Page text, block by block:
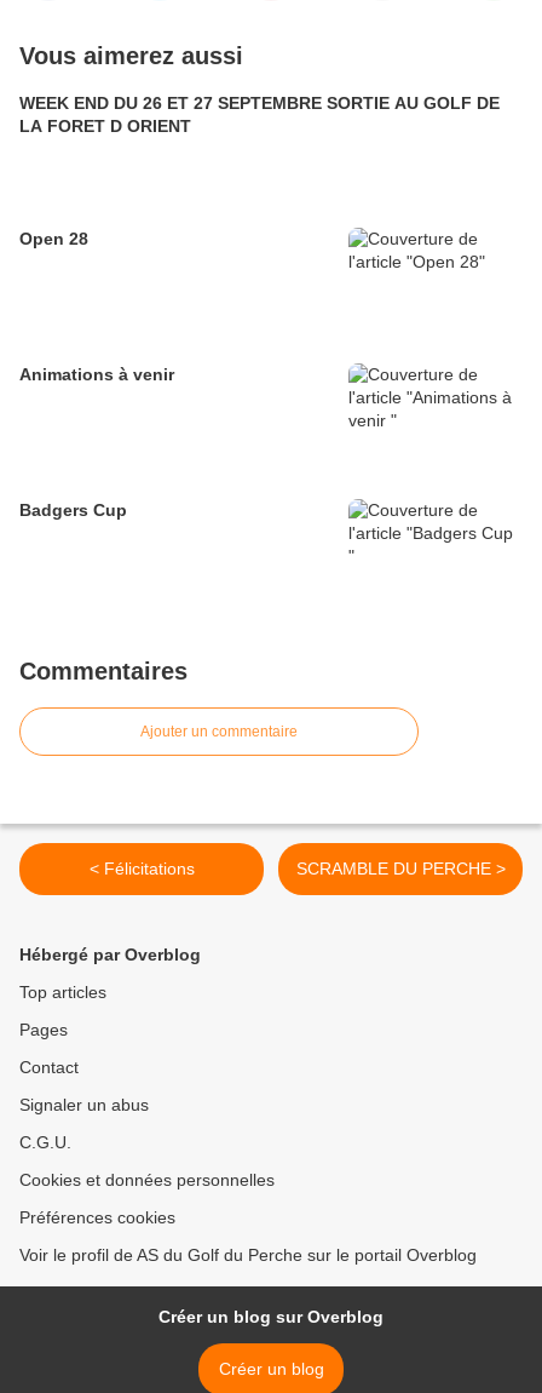
Vous aimerez aussi
WEEK END DU 26 ET 27 SEPTEMBRE SORTIE AU GOLF DE
LA FORET D ORIENT
Open 28
Animations à venir
Badgers Cup
Commentaires
Ajouter un commentaire
< Félicitations SCRAMBLE DU PERCHE >
Hébergé par Overblog
Top articles
Pages
Contact
Signaler un abus
C.G.U.
Cookies et données personnelles
Préférences cookies
Voir le profil de AS du Golf du Perche sur le portail Overblog
Créer un blog sur Overblog
Créer un blog